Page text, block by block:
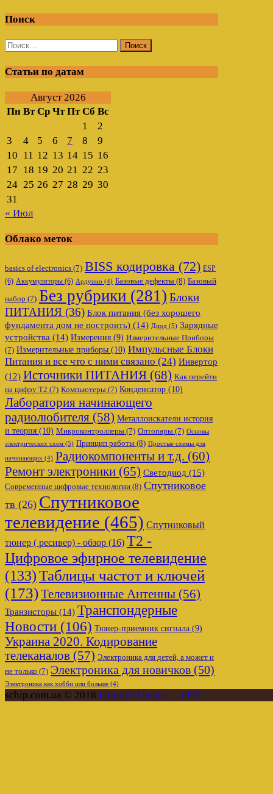
Поиск
Найти:
Статьи по датам
Август 2026
Пн Вт Ср Чт Пт Сб Вс
1
2
3
4 5 6 7 8
9
10 11 12 13 14 15 16
17 18 19 20 21 22 23
24 25 26 27 28 29 30
31
« Июл
Облако меток
basics of electronics (7) BISS кодировка (72) ESP
(6) Аккумуляторы (6) Ардуино (4) Базовые дефекты (8) Базовый
набор (7) Без рубрики (281) Блоки
ПИТАНИЯ (36) Блок питания (без хорошего
фундамента дом не построить) (14) Диод (5) Зарядные
устройства (14) Измерения (9) Измерительные Приборы
(7) Измерительные приборы (10) Импульсные Блоки
Питания и все что с ними связано (24) Инвертор
(12) Источники ПИТАНИЯ (68) Как перейти
на цифру Т2 (7) Компьютеры (7) Конденсатор (10)
Лаборатория начинающего
радиолюбителя (58) Металлоискатели история
и теория (10) Микроконтроллеры (7) Оптопары (7) Основы
электрических схем (5) Принцип работы (8) Простые схемы для
начинающих (4) Радиокомпоненты и т.д. (60)
Ремонт электроники (65) Светодиод (15)
Современные цифровые технологии (8) Спутниковое
тв (26) Спутниковое
телевидение (465) Спутниковый
тюнер ( ресивер) - обзор (16) Т2 -
Цифровое эфирное телевидение
(133)Таблицы частот и ключей
(173)Телевизионные Антенны (56)
Транзисторы (14) Транспондерные
Новости (106) Тюнер-приемник сигнала (9)
Украина 2020. Кодирование
телеканалов (57) Электроника для детей, а может и
не только (7) Электроника для новичков (50)
Электроника как хобби или больше (4)
schip.com.ua © 2018 Frontier Theme___ePN